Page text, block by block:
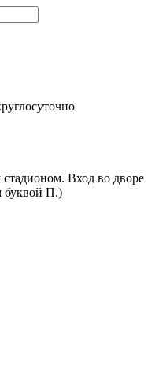
Вход во дворе
буквой П.)